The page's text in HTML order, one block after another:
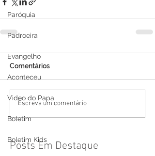
Paróquia
Padroeira
Evangelho
Aconteceu
Video do Papa
Boletim
Boletim Kids
Comentários
Escreva um comentário
Posts Em Destaque